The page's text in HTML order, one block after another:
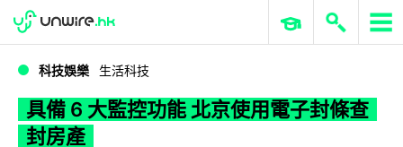
WWDC 2026 ERP 與商業 AI
科技娛樂 生活科技
具備 6 大監控功能 北京使用電子封條查
封房產